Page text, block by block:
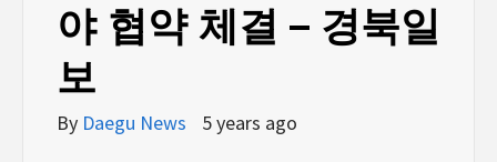
야 협약 체결 – 경북일
보
By Daegu News 5 years ago